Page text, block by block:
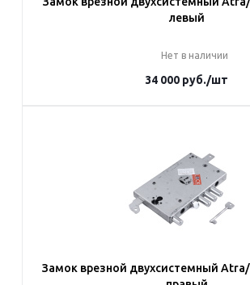
левый
Нет в наличии
34 000 руб./шт
Наши менеджеры обязательно свяжутся с вами
заказа
Замок врезной двухсистемный Atra/